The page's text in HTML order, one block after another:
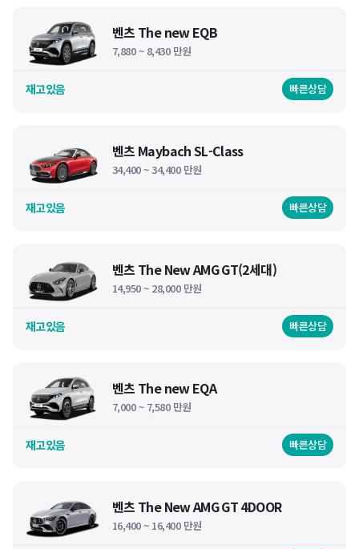
벤츠 The new EQB
7,880 ~ 8,430 만원
재고있음 빠른상담
벤츠 Maybach SL-Class
34,400 ~ 34,400 만원
재고있음 빠른상담
벤츠 The New AMG GT(2세대)
14,950 ~ 28,000 만원
재고있음 빠른상담
벤츠 The new EQA
7,000 ~ 7,580 만원
재고있음 빠른상담
벤츠 The New AMG GT 4DOOR
16,400 ~ 16,400 만원